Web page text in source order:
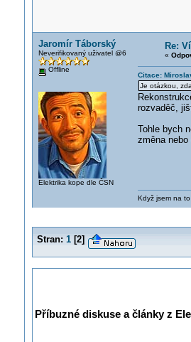
Jaromír Táborský
Neverifikovaný uživatel @6
Offline
Elektrika kope dle ČSN
Re:
«
Citace:
Je otázkou,
rozvaděč,
Tohle bych
změna
Když jsem na
Stran: 1[2]
Příbuzné diskuse a články z